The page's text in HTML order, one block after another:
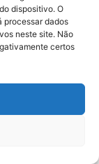
dispositivo. O
processar dados
neste site. Não
certos
e